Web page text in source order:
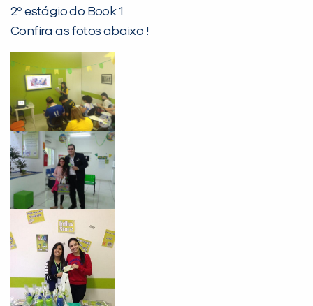
2º estágio do Book 1.
Confira as fotos abaixo !
Preencha com seus dados abaixo e
já vamos te colocar em contato